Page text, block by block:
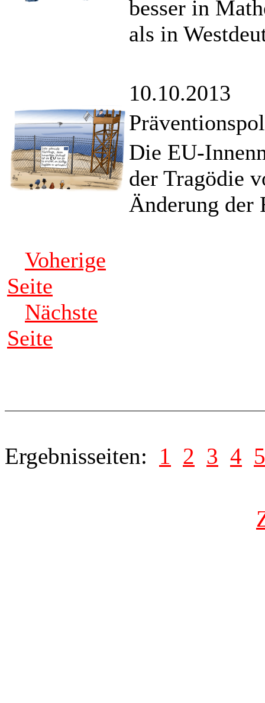
besser in
als in
10.10.2013
Die EU-
der Tragödie
Änderung der
Voherige
Seite
Nächste
Seite
Ergebnisseiten: 1 2 3 4 5